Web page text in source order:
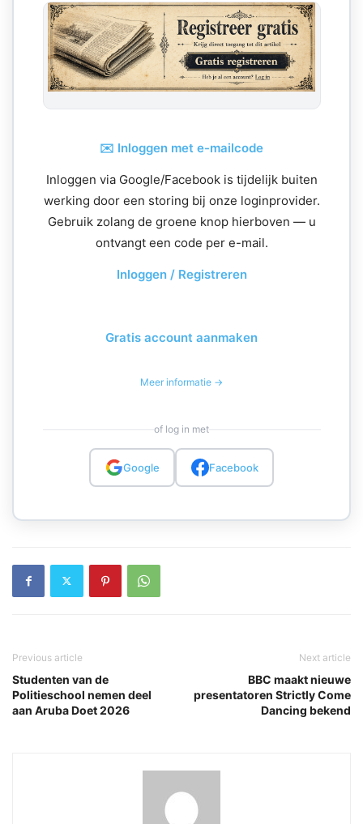
✉️ Inloggen met e-mailcode
Inloggen via Google/Facebook is tijdelijk buiten
werking door een storing bij onze loginprovider.
Gebruik zolang de groene knop hierboven — u
ontvangt een code per e-mail.
Inloggen / Registreren
Gratis account aanmaken
Meer informatie →
of log in met
Google Facebook
Previous article
Studenten van de
Politieschool nemen deel
aan Aruba Doet 2026
Next article
BBC maakt nieuwe
presentatoren Strictly Come
Dancing bekend